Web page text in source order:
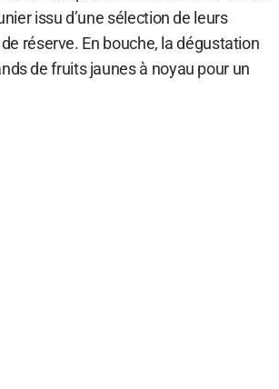
issu d’une sélection de leurs
réserve. En bouche, la dégustation
de fruits jaunes à noyau pour un